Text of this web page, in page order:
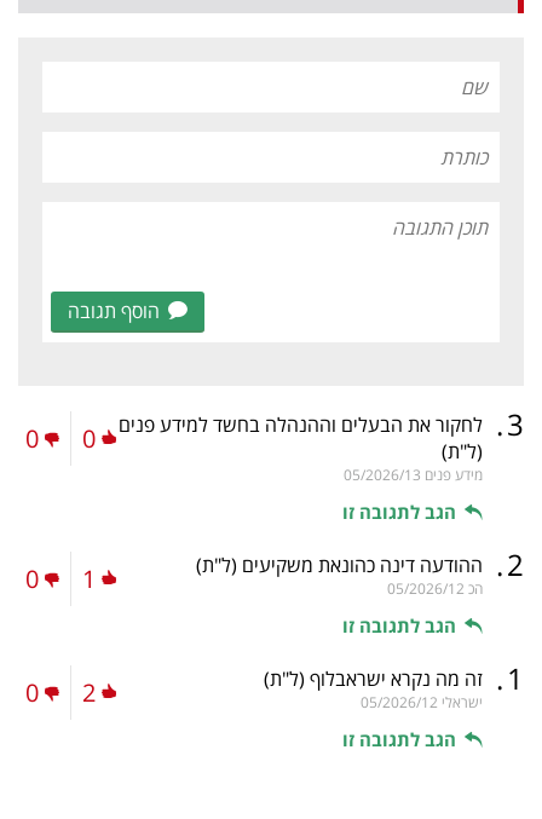
הוסף תגובה
3
. לחקור את הבעלים וההנהלה בחשד למידע פנים
(ל"ת)
מידע פנים 05/2026/13
הגב לתגובה זו
0
0
2
. ההודעה דינה כהונאת משקיעים (ל"ת)
הכ 05/2026/12
הגב לתגובה זו
1
0
1
. זה מה נקרא ישראבלוף (ל"ת)
ישראלי 05/2026/12
הגב לתגובה זו
2
0